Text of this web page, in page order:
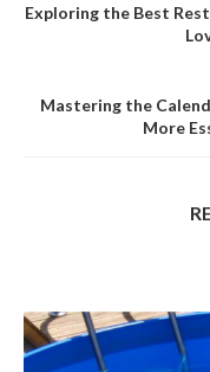
Exploring the Best
Mastering the
More